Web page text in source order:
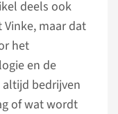
deels ook
maar dat
het
en de
bedrijven
of wat wordt